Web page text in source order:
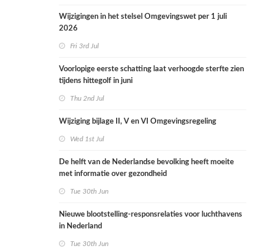
Wijzigingen in het stelsel Omgevingswet per 1 juli
2026
Fri 3rd Jul
Voorlopige eerste schatting laat verhoogde sterfte zien
tijdens hittegolf in juni
Thu 2nd Jul
Wijziging bijlage II, V en VI Omgevingsregeling
Wed 1st Jul
De helft van de Nederlandse bevolking heeft moeite
met informatie over gezondheid
Tue 30th Jun
Nieuwe blootstelling-responsrelaties voor luchthavens
in Nederland
Tue 30th Jun